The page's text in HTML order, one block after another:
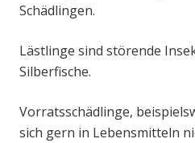
Schädlingen.
Lästlinge sind störende
Silberfische.
Vorratsschädlinge,
sich gern in Lebensmitteln